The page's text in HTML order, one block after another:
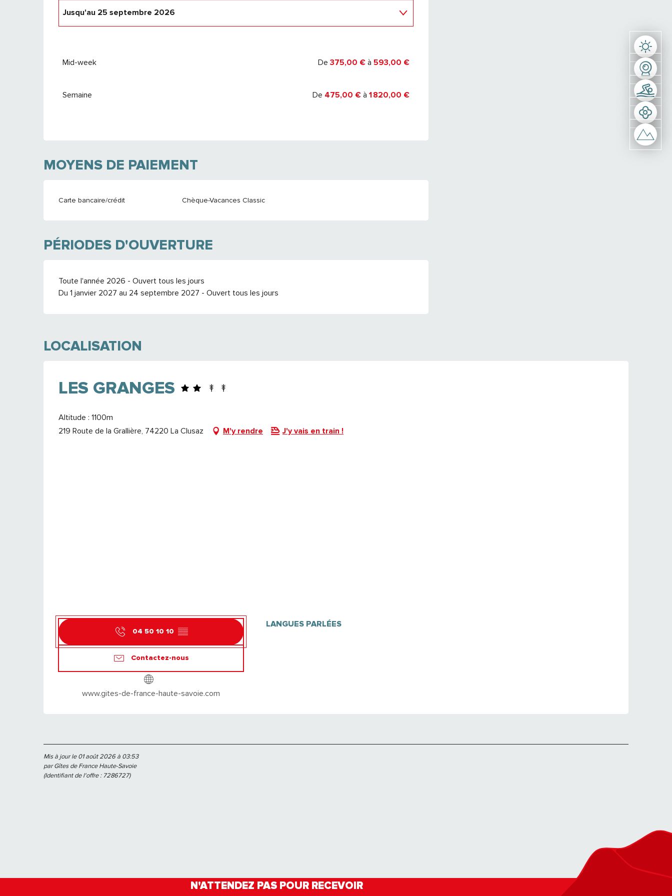
Jusqu'au 25 septembre 2026
Mid-week De375,00 € à593,00 €
Semaine De 475,00 € à1 820,00 €
MOYENS DE PAIEMENT
Carte bancaire/crédit Chèque-Vacances Classic
PÉRIODES D'OUVERTURE
Toute l'année 2026 - Ouvert tous les jours
Du 1 janvier 2027 au 24 septembre 2027 - Ouvert tous les jours
LOCALISATION
LES GRANGES
Altitude : 1100m
219 Route de la Grallière, 74220 La Clusaz
M'y rendre J'y vais en train !
04 50 10 10 ▒▒
Contactez-nous
www.gites-de-france-haute-savoie.com
LANGUES PARLÉES
LANGUES PARLÉES
Mis à jour le 01 août 2026 à 03:53
par Gîtes de France Haute-Savoie
(Identifiant de l'offre :7286727)
N'ATTENDEZ PAS POUR RECEVOIR